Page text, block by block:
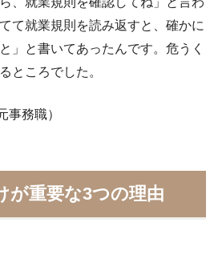
て就業規則を読み返すと、確かに
」と書いてあったんです。危うく
ところでした。
務職）
が重要な3つの理由